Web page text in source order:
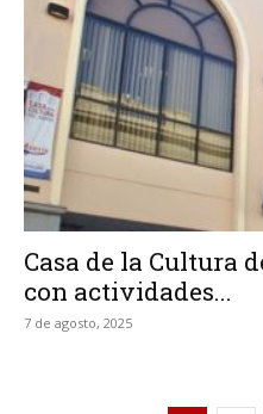
Casa de la Cultura
con actividades...
7 de agosto, 2025